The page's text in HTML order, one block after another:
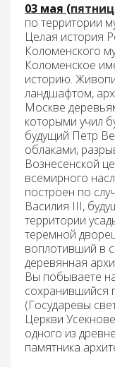
03 мая (
по территории
Целая история
Коломенского
Коломенское
историю.
ландшафтом,
Москве
которыми учил
будущий Петр
облаками,
Вознесенской
всемирного
построен по
Василия III,
территории
теремной
воплотивший в
деревянная
Вы побываете
сохранившийся
(Государевы
Церкви
одного из
памятника